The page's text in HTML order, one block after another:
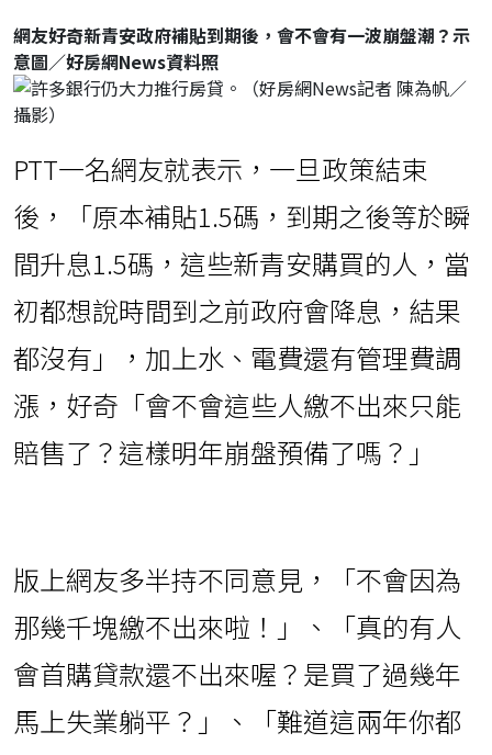
網友好奇新青安政府補貼到期後，會不會有一波崩盤潮？示
意圖／好房網News資料照
PTT一名網友就表示，一旦政策結束
後，「原本補貼1.5碼，到期之後等於瞬
間升息1.5碼，這些新青安購買的人，當
初都想說時間到之前政府會降息，結果
都沒有」，加上水、電費還有管理費調
漲，好奇「會不會這些人繳不出來只能
賠售了？這樣明年崩盤預備了嗎？」
版上網友多半持不同意見，「不會因為
那幾千塊繳不出來啦！」、「真的有人
會首購貸款還不出來喔？是買了過幾年
馬上失業躺平？」、「難道這兩年你都